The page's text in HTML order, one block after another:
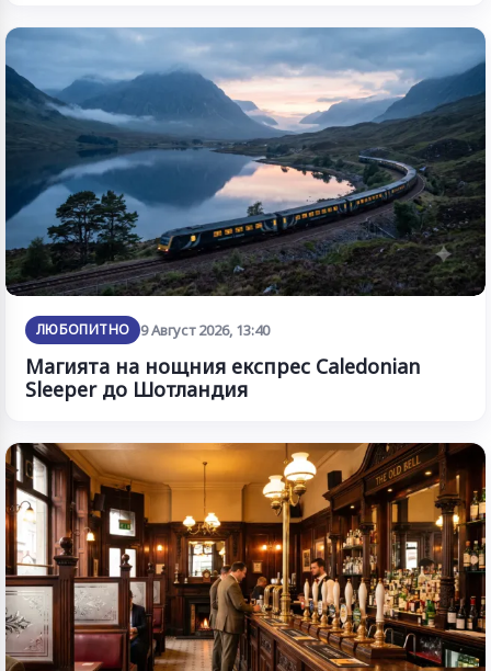
ЛЮБОПИТНО 9 Август 2026, 13:40
Магията на нощния експрес Caledonian
Sleeper до Шотландия